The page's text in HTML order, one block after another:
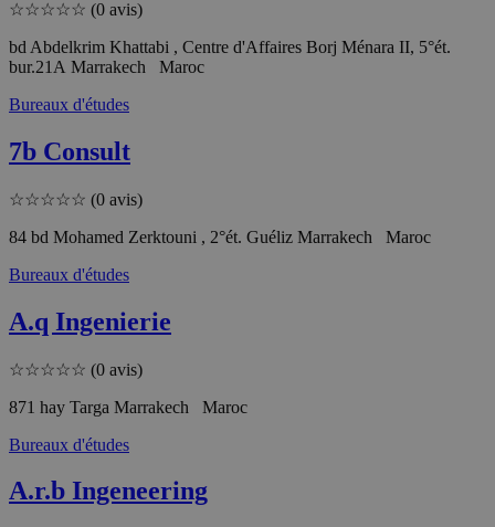
☆☆☆☆☆ (0 avis)
bd Abdelkrim Khattabi , Centre d'Affaires Borj Ménara II, 5°ét.
bur.21A Marrakech Maroc
Bureaux d'études
7b Consult
☆☆☆☆☆ (0 avis)
84 bd Mohamed Zerktouni , 2°ét. Guéliz Marrakech Maroc
Bureaux d'études
A.q Ingenierie
☆☆☆☆☆ (0 avis)
871 hay Targa Marrakech Maroc
Bureaux d'études
A.r.b Ingeneering